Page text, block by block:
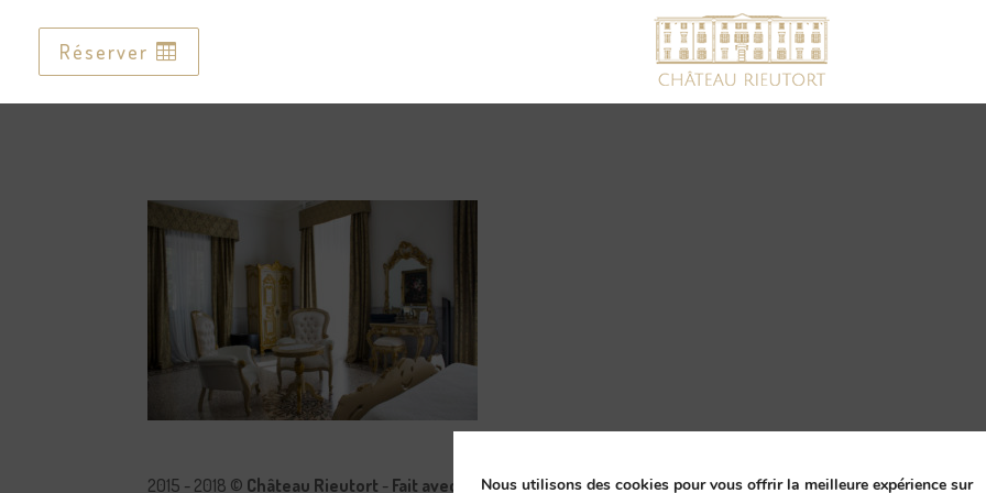
Réserver
2015 - 2018 © Château Rieutort - Fait avec passion par Comtrast
Nous utilisons des cookies pour vous offrir la meilleure expérience sur